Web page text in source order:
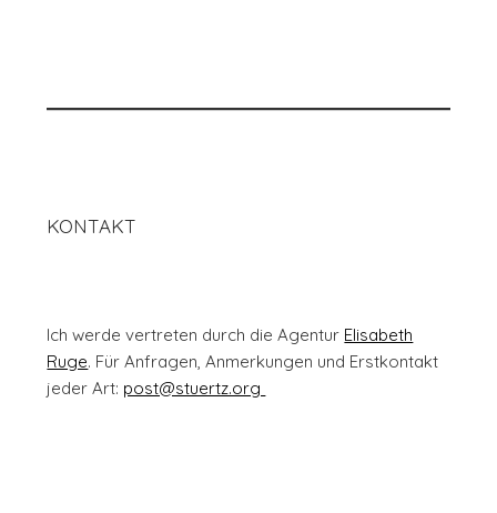
KONTAKT
Ich werde vertreten durch die Agentur Elisabeth
Ruge. Für Anfragen, Anmerkungen und Erstkontakt
jeder Art: post@stuertz.org